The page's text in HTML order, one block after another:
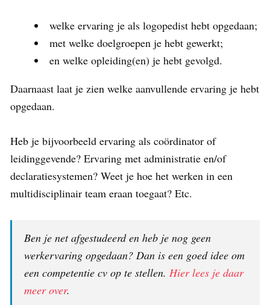
welke ervaring je als logopedist hebt opgedaan;
met welke doelgroepen je hebt gewerkt;
en welke opleiding(en) je hebt gevolgd.
Daarnaast laat je zien welke aanvullende ervaring je hebt
opgedaan.
Heb je bijvoorbeeld ervaring als coördinator of
leidinggevende? Ervaring met administratie en/of
declaratiesystemen? Weet je hoe het werken in een
multidisciplinair team eraan toegaat? Etc.
Ben je net afgestudeerd en heb je nog geen
werkervaring opgedaan? Dan is een goed idee om
een competentie cv op te stellen. Hier lees je daar
meer over.